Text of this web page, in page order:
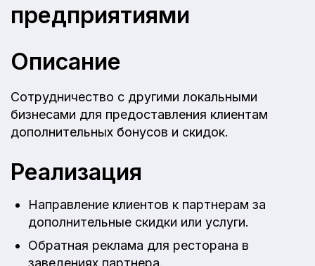
предприятиями
Описание
Сотрудничество с другими локальными
бизнесами для предоставления клиентам
дополнительных бонусов и скидок.
Реализация
Направление клиентов к партнерам за
дополнительные скидки или услуги.
Обратная реклама для ресторана в
заведениях партнера.